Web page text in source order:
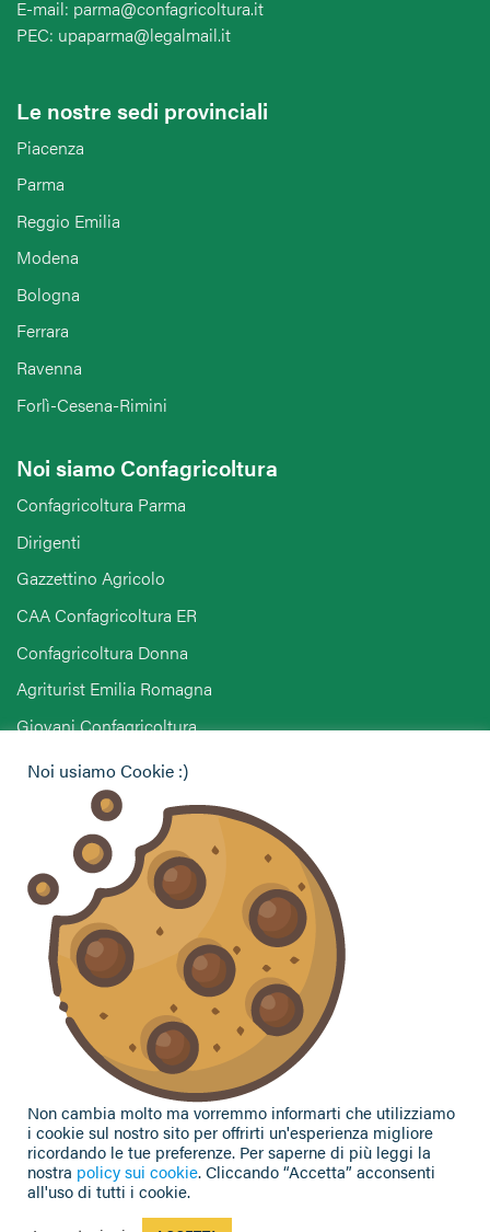
E-mail: parma@confagricoltura.it
PEC: upaparma@legalmail.it
Le nostre sedi provinciali
Piacenza
Parma
Reggio Emilia
Modena
Bologna
Ferrara
Ravenna
Forlì-Cesena-Rimini
Noi siamo Confagricoltura
Confagricoltura Parma
Dirigenti
Gazzettino Agricolo
CAA Confagricoltura ER
Confagricoltura Donna
Agriturist Emilia Romagna
Giovani Confagricoltura
Pensionati Confagricoltura
Hai bisogno di informazioni?
Vuoi contattarci per ricevere assistenza, lasciare un
commento o chiedere informazioni?
CONTATTACI
Seguici sui social
Privacy Policy|Cookie Policy
Noi usiamo Cookie :)
Non cambia molto ma vorremmo informarti che utilizziamo
i cookie sul nostro sito per offrirti un'esperienza migliore
ricordando le tue preferenze. Per saperne di più leggi la
nostra policy sui cookie. Cliccando “Accetta” acconsenti
all'uso di tutti i cookie.